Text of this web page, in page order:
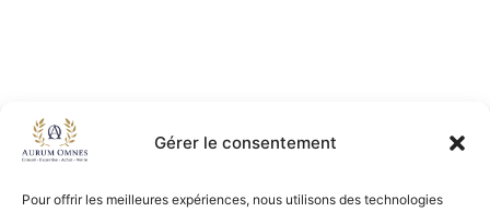
Gérer le consentement
Pour offrir les meilleures expériences, nous utilisons des technologies